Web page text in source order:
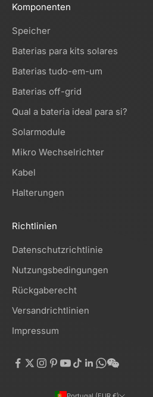
Komponenten
Speicher
Baterias para kits solares
Baterias tudo-em-um
Baterias off-grid
Qual a bateria ideal para si?
Solarmodule
Mikro Wechselrichter
Kabel
Halterungen
Richtlinien
Datenschutzrichtlinie
Nutzungsbedingungen
Rückgaberecht
Versandrichtlinien
Impressum